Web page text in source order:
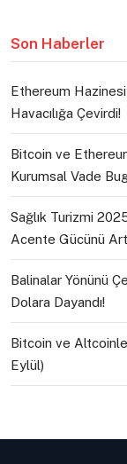
Son Haberler
Ethereum
Havacılığa Çevirdi!
Bitcoin ve
Kurumsal Vade
Sağlık Turizmi
Acente Gücünü
Balinalar Yönünü
Dolara Dayandı!
Bitcoin ve
Eylül)